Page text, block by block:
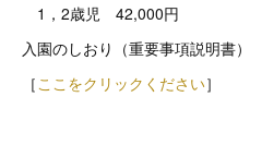
1，2歳児 42,000円
入園のしおり（重要事項説明書）
［ ここをクリックください］